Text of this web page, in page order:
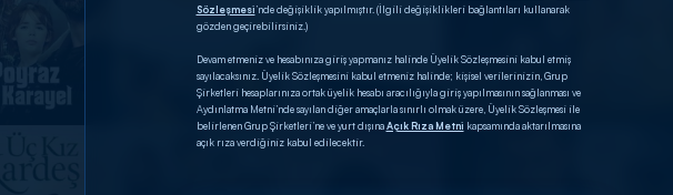
Sözleşmesi’nde değişiklik yapılmıştır. (İlgili değişiklikleri bağlantıları kullanarak
gözden geçirebilirsiniz.)
Devam etmeniz ve hesabınıza giriş yapmanız halinde Üyelik Sözleşmesini kabul etmiş
sayılacaksınız. Üyelik Sözleşmesini kabul etmeniz halinde; kişisel verilerinizin, Grup
Şirketleri hesaplarınıza ortak üyelik hesabı aracılığıyla giriş yapılmasının sağlanması ve
Aydınlatma Metni’nde sayılan diğer amaçlarla sınırlı olmak üzere, Üyelik Sözleşmesi ile
belirlenen Grup Şirketleri’ne ve yurt dışınaAçık Rıza Metni kapsamında aktarılmasına
açık rıza verdiğiniz kabul edilecektir.